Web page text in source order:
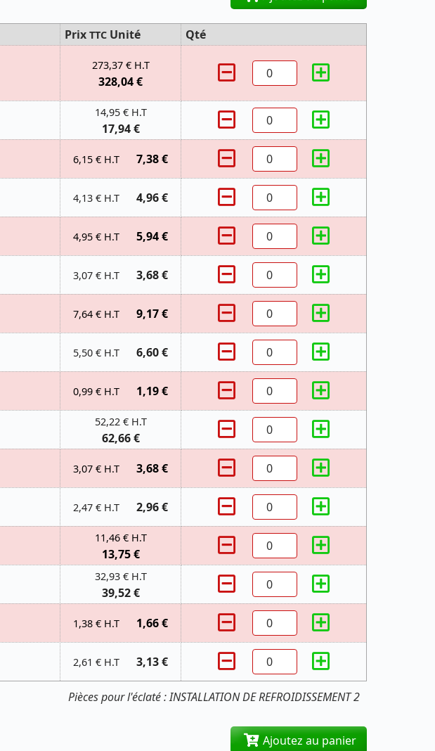
Pièces pour l'éclaté : INSTALLATION DE REFROIDISSEMENT 2
Prix TTC Unité Qté
273,37 € H.T
328,04 €
14,95 € H.T
17,94 €
6,15 € H.T 7,38 €
4,13 € H.T 4,96 €
4,95 € H.T 5,94 €
3,07 € H.T 3,68 €
7,64 € H.T 9,17 €
5,50 € H.T 6,60 €
0,99 € H.T 1,19 €
52,22 € H.T
62,66 €
3,07 € H.T 3,68 €
2,47 € H.T 2,96 €
11,46 € H.T
13,75 €
32,93 € H.T
39,52 €
1,38 € H.T 1,66 €
2,61 € H.T 3,13 €
Ajoutez au panier